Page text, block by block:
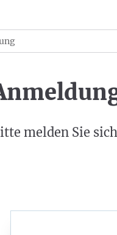
melden Sie